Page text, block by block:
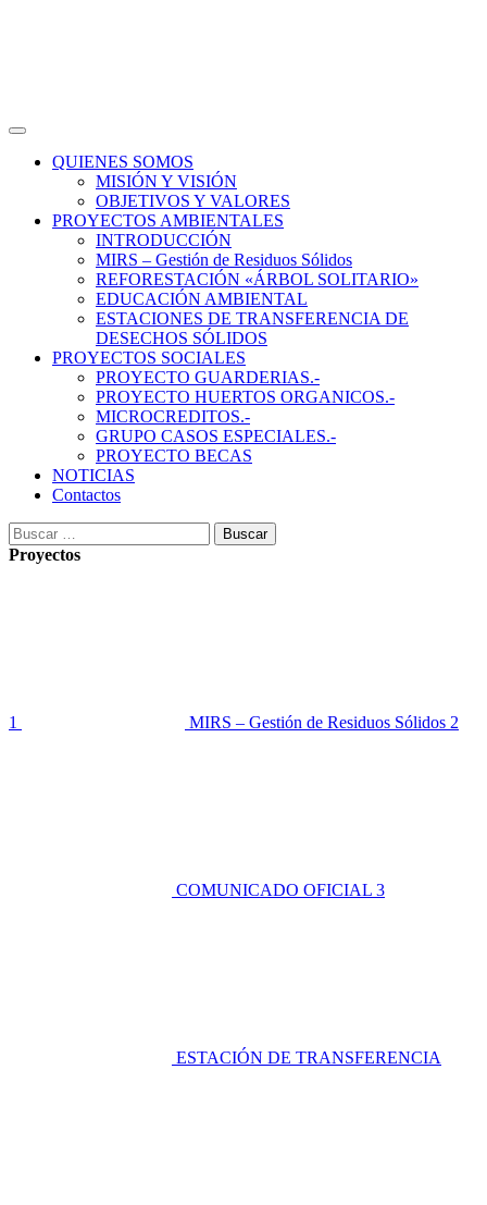
Menú
principalQUIENES SOMOS
MISIÓN Y VISIÓN
OBJETIVOS Y VALORES
PROYECTOS AMBIENTALES
INTRODUCCIÓN
MIRS – Gestión de Residuos Sólidos
REFORESTACIÓN «ÁRBOL SOLITARIO»
EDUCACIÓN AMBIENTAL
ESTACIONES DE TRANSFERENCIA DE
DESECHOS SÓLIDOS
PROYECTOS SOCIALES
PROYECTO GUARDERIAS.-
PROYECTO HUERTOS ORGANICOS.-
MICROCREDITOS.-
GRUPO CASOS ESPECIALES.-
PROYECTO BECAS
NOTICIAS
Contactos
Buscar:
Proyectos
1 MIRS – Gestión de Residuos Sólidos 2
COMUNICADO OFICIAL 3
ESTACIÓN DE TRANSFERENCIA